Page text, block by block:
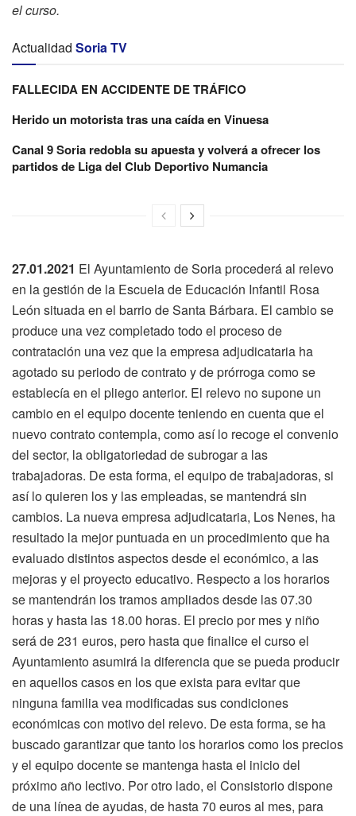
el curso.
Actualidad Soria TV
FALLECIDA EN ACCIDENTE DE TRÁFICO
Herido un motorista tras una caída en Vinuesa
Canal 9 Soria redobla su apuesta y volverá a ofrecer los
partidos de Liga del Club Deportivo Numancia
27.01.2021 El Ayuntamiento de Soria procederá al relevo
en la gestión de la Escuela de Educación Infantil Rosa
León situada en el barrio de Santa Bárbara. El cambio se
produce una vez completado todo el proceso de
contratación una vez que la empresa adjudicataria ha
agotado su periodo de contrato y de prórroga como se
establecía en el pliego anterior. El relevo no supone un
cambio en el equipo docente teniendo en cuenta que el
nuevo contrato contempla, como así lo recoge el convenio
del sector, la obligatoriedad de subrogar a las
trabajadoras. De esta forma, el equipo de trabajadoras, si
así lo quieren los y las empleadas, se mantendrá sin
cambios. La nueva empresa adjudicataria, Los Nenes, ha
resultado la mejor puntuada en un procedimiento que ha
evaluado distintos aspectos desde el económico, a las
mejoras y el proyecto educativo. Respecto a los horarios
se mantendrán los tramos ampliados desde las 07.30
horas y hasta las 18.00 horas. El precio por mes y niño
será de 231 euros, pero hasta que finalice el curso el
Ayuntamiento asumirá la diferencia que se pueda producir
en aquellos casos en los que exista para evitar que
ninguna familia vea modificadas sus condiciones
económicas con motivo del relevo. De esta forma, se ha
buscado garantizar que tanto los horarios como los precios
y el equipo docente se mantenga hasta el inicio del
próximo año lectivo. Por otro lado, el Consistorio dispone
de una línea de ayudas, de hasta 70 euros al mes, para